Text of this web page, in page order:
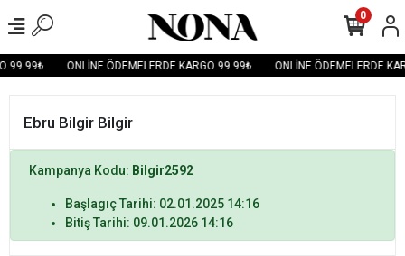
99.99₺ ONLİNE ÖDEMELERDE KARGO 99.99₺ ONLİNE ÖDEMELERDE
0
Ebru Bilgir Bilgir
Kampanya Kodu: Bilgir2592
Başlagıç Tarihi: 02.01.2025 14:16
Bitiş Tarihi: 09.01.2026 14:16